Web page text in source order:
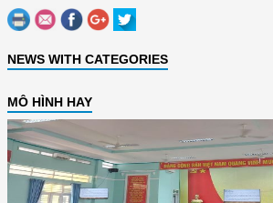
NEWS WITH CATEGORIES
MÔ HÌNH HAY